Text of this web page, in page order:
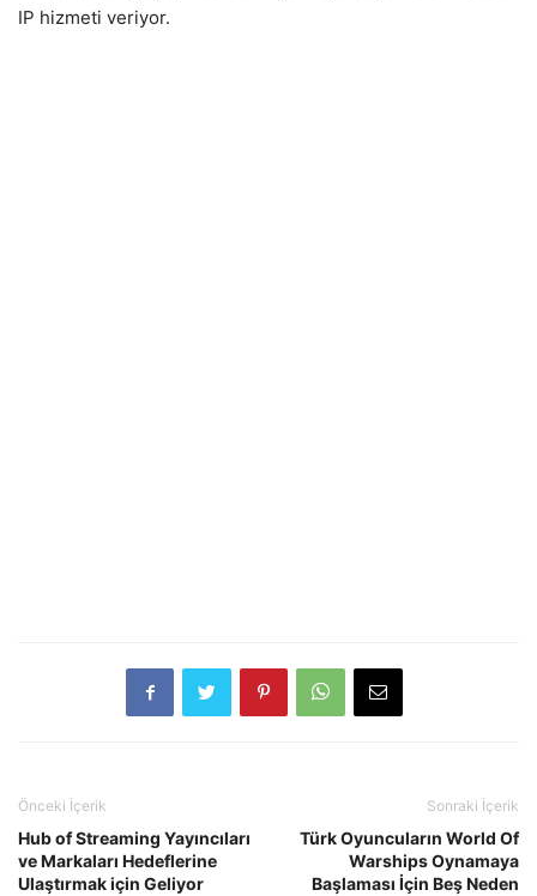
IP hizmeti veriyor.
Önceki İçerik
Hub of Streaming Yayıncıları
ve Markaları Hedeflerine
Ulaştırmak için Geliyor
Sonraki İçerik
Türk Oyuncuların World Of
Warships Oynamaya
Başlaması İçin Beş Neden